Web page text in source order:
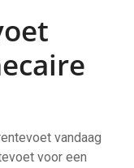
vandaag
voor een